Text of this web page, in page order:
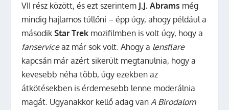
VII rész között, és ezt szerintem J.J. Abrams még
mindig hajlamos túllőni – épp úgy, ahogy például a
másodikStar Trek mozifilmben is volt úgy, hogy a
fanserviceaz már sok volt. Ahogy a lensflare
kapcsán már azért sikerült megtanulnia, hogy a
kevesebb néha több, úgy ezekben az
átkötésekben is érdemesebb lenne moderálnia
magát. Ugyanakkor kellő adag vanA Birodalom